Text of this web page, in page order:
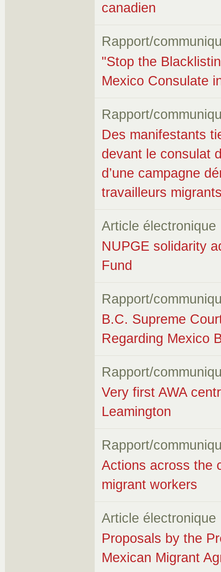
canadien
Rapport/
"Stop the
Mexico Consulate
Rapport/
Des manifestants
devant le consulat
d’une campagne
travailleurs
Article électronique
NUPGE solidarity
Fund
Rapport/
B.C. Supreme
Regarding Mexico
Rapport/
Very first AWA
Leamington
Rapport/
Actions across the
migrant workers
Article électronique
Proposals by the
Mexican Migrant